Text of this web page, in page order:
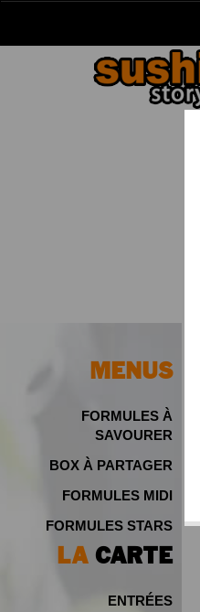
MENUS
FORMULES À
SAVOURER
BOX À PARTAGER
FORMULES MIDI
FORMULES STARS
LA CARTE
ENTRÉES